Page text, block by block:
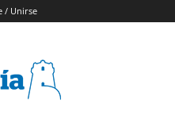
/ Unirse